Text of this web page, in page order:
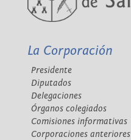
La Corporación
Presidente
Diputados
Delegaciones
Órganos colegiados
Comisiones informativas
Corporaciones anteriores